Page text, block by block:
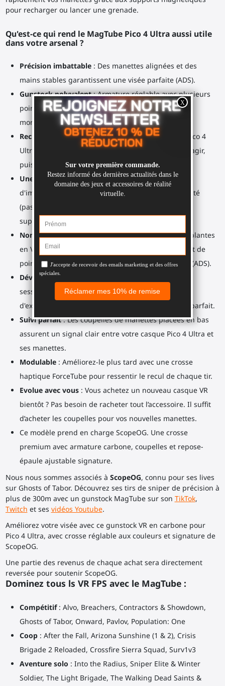
pour recharger ou lancer une grenade.
Qu'est-ce qui rend le MagTube Pico 4 Ultra aussi utile
dans votre arsenal ?
Précision imbattable: Des manettes alignées et des
mains stables garantissent une visée parfaite (ADS).
Gunstock polyvalent: Armature réglable avec plusieurs
points d’articulation pour s’adapter à toutes les
morphologies, longueurs de bras et fusils virtuels.
Rechargement rapide: Faites pivoter la coupelle Pico 4
Ultra pour détacher la manette, recharger ou interagir,
puis remettez-la en place.
Une sangle d'épaule comme un vrai fusil: Bonus
d'immersion, soulagement du poids, plus de sécurité
(pas de chute de gunstock) et points de contact
supplémentaires pour une visée précise.
Nombreux points de contact: Fini les mains tremblantes
en VR. Main, avant-bras, épaule, joue, torse : autant de
points de contact pour une visée parfaite et stable (ADS).
Développez votre mémoire musculaire
session, remarquez à quel point il est plus facile
d'exécuter rapidement un tir ou un rechargement parfait.
Suivi parfait: Les coupelles de manettes placées en bas
assurent un signal clair entre votre casque Pico 4 Ultra et
ses manettes.
Modulable: Améliorez-le plus tard avec une crosse
haptique ForceTube pour ressentir le recul de chaque tir.
Evolue avec vous: Vous achetez un nouveau casque VR
bientôt ? Pas besoin de racheter tout l’accessoire. Il suffit
d’acheter les coupelles pour vos nouvelles manettes.
Ce modèle prend en charge ScopeOG. Une crosse
premium avec armature carbone, coupelles et repose-
épaule ajustable signature.
Nous nous sommes associés à ScopeOG, connu pour ses lives
sur Ghosts of Tabor. Découvrez ses tirs de sniper de précision à
plus de 300m avec un gunstock MagTube sur son TikTok,
Twitch et ses vidéos Youtube.
Améliorez votre visée avec ce gunstock VR en carbone pour
Pico 4 Ultra, avec crosse réglable aux couleurs et signature de
ScopeOG.
Une partie des revenus de chaque achat sera directement
reversée pour soutenir ScopeOG.
Dominez tous ls VR FPS avec le MagTube :
Compétitif: Alvo, Breachers, Contractors & Showdown,
Ghosts of Tabor, Onward, Pavlov, Population: One
Coop: After the Fall, Arizona Sunshine (1 & 2), Crisis
Brigade 2 Reloaded, Crossfire Sierra Squad, Surv1v3
Aventure solo : Into the Radius, Sniper Elite & Winter
Soldier, The Light Brigade, The Walking Dead Saints &